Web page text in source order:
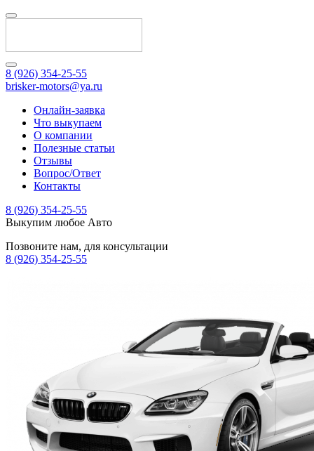
8 (926) 354-25-55
brisker-motors@ya.ru
Онлайн-заявка
Что выкупаем
О компании
Полезные статьи
Отзывы
Вопрос/Ответ
Контакты
8 (926) 354-25-55
Выкупим любое Авто
Позвоните нам, для консультации
8 (926) 354-25-55